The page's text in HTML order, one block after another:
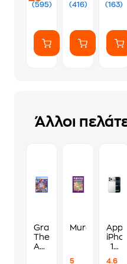
(595)
Λευκό
(416) (163)
Άλλοι
Grand
Theft
Auto
Murdoku
5
Apple
17
4.6